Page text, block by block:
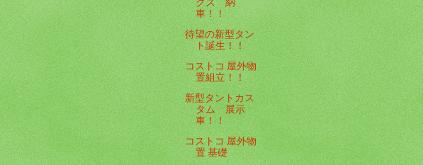
車！！
待望の新型タン
ト誕生！！
コストコ 屋外物
置組立！！
新型タントカス
タム 展示
車！！
コストコ 屋外物
置 基礎